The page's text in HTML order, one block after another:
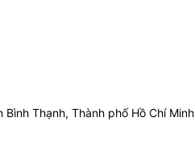
Thạnh, Thành phố Hồ Chí Minh